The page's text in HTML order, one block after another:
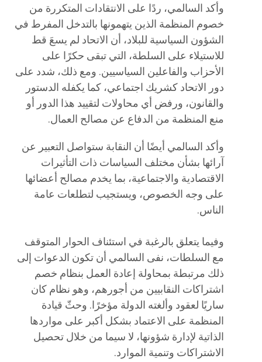
وأكد السالمي، ردًا على الانتقادات المتكررة من
خصوم المنظمة الذين يتهمونها بالتدخل المفرط في
الشؤون السياسية للبلاد، أن الاتحاد لم يسعَ قط
للاستيلاء على السلطة، التي تبقى حكرًا على
الأحزاب والفاعلين السياسيين. ومع ذلك، شدد على
دور الاتحاد كشريك اجتماعي، كما يكفله الدستور
والقانون، ورفض أي محاولات لتقييد هذا الدور أو
منع المنظمة من الدفاع عن مصالح العمال.
وأكد السالمي أيضًا أن النقابة ستواصل التعبير عن
آرائها بشأن مختلف السياسات ذات التأثيرات
الاقتصادية والاجتماعية، بما يخدم مصالح أعضائها
على وجه الخصوص، ويستجيب لتطلعات عامة
الناس.
وفيما يتعلق بالرغبة في استئناف الحوار المتوقف
مع السلطات، نفى السالمي أن تكون الدعوات إلى
ذلك مرتبطة بمحاولة إعادة العمل بنظام خصم
اشتراكات النقابيين من أجورهم، وهو نظام كان
ساريًا لعقود وألغته الدولة مؤخرًا. وحثّ قيادة
المنظمة على الاعتماد بشكل أكبر على مواردها
الذاتية لإدارة شؤونها، لا سيما من خلال تحصيل
الاشتراكات وتنمية الموارد.